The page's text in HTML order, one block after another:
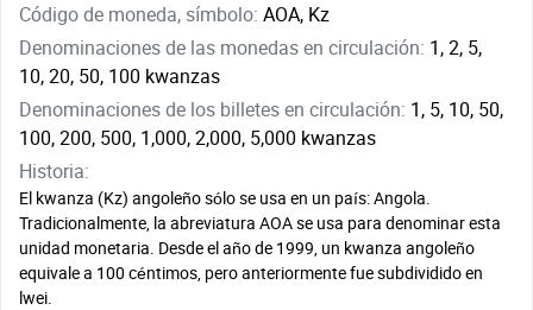
Código de moneda, símbolo: AOA, Kz
Denominaciones de las monedas en circulación: 1, 2, 5,
10, 20, 50, 100 kwanzas
Denominaciones de los billetes en circulación: 1, 5, 10, 50,
100, 200, 500, 1,000, 2,000, 5,000 kwanzas
Historia:
El kwanza (Kz) angoleño sólo se usa en un país: Angola.
Tradicionalmente, la abreviatura AOA se usa para denominar esta
unidad monetaria. Desde el año de 1999, un kwanza angoleño
equivale a 100 céntimos, pero anteriormente fue subdividido en
lwei.